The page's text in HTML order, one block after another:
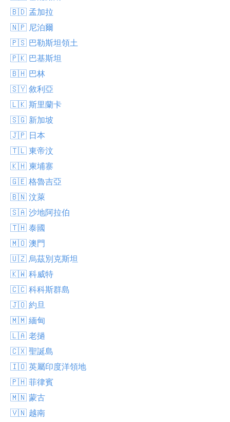
🇧🇩 孟加拉
🇳🇵 尼泊爾
🇵🇸 巴勒斯坦領土
🇵🇰 巴基斯坦
🇧🇭 巴林
🇸🇾 敘利亞
🇱🇰 斯里蘭卡
🇸🇬 新加坡
🇯🇵 日本
🇹🇱 東帝汶
🇰🇭 柬埔寨
🇬🇪 格魯吉亞
🇧🇳 汶萊
🇸🇦 沙地阿拉伯
🇹🇭 泰國
🇲🇴 澳門
🇺🇿 烏茲別克斯坦
🇰🇼 科威特
🇨🇨 科科斯群島
🇯🇴 約旦
🇲🇲 緬甸
🇱🇦 老撾
🇨🇽 聖誕島
🇮🇴 英屬印度洋領地
🇵🇭 菲律賓
🇲🇳 蒙古
🇻🇳 越南